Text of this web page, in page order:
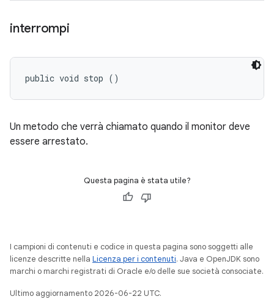
interrompi
public void stop ()
Un metodo che verrà chiamato quando il monitor deve
essere arrestato.
Questa pagina è stata utile?
I campioni di contenuti e codice in questa pagina sono soggetti alle
licenze descritte nella Licenza per i contenuti. Java e OpenJDK sono
marchi o marchi registrati di Oracle e/o delle sue società consociate.
Ultimo aggiornamento 2026-06-22 UTC.